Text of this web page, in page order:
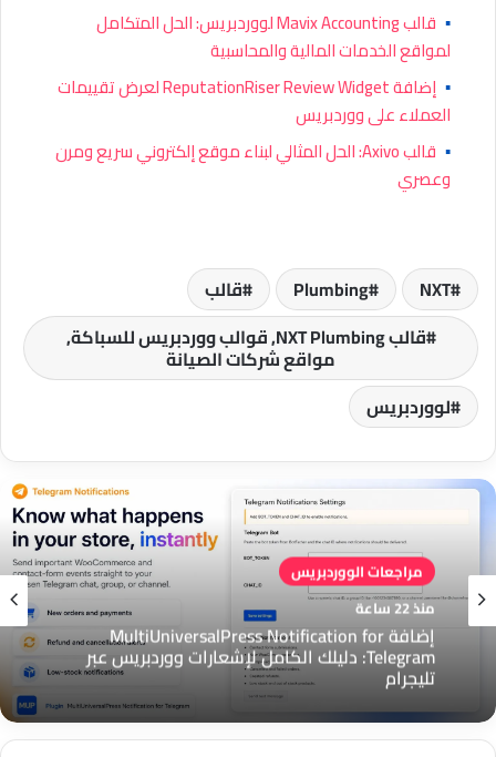
▪
قالب Mavix Accounting لووردبريس: الحل المتكامل
لمواقع الخدمات المالية والمحاسبية
▪
إضافة ReputationRiser Review Widget لعرض تقييمات
العملاء على ووردبريس
▪
قالب Axivo: الحل المثالي لبناء موقع إلكتروني سريع ومرن
وعصري
NXT
Plumbing
قالب
قالب NXT Plumbing, قوالب ووردبريس للسباكة,
مواقع شركات الصيانة
لووردبريس
مراجعات الووردبريس
منذ 22 ساعة
إضافة MultiUniversalPress Notification for
Telegram: دليلك الكامل لإشعارات ووردبريس عبر
تليجرام